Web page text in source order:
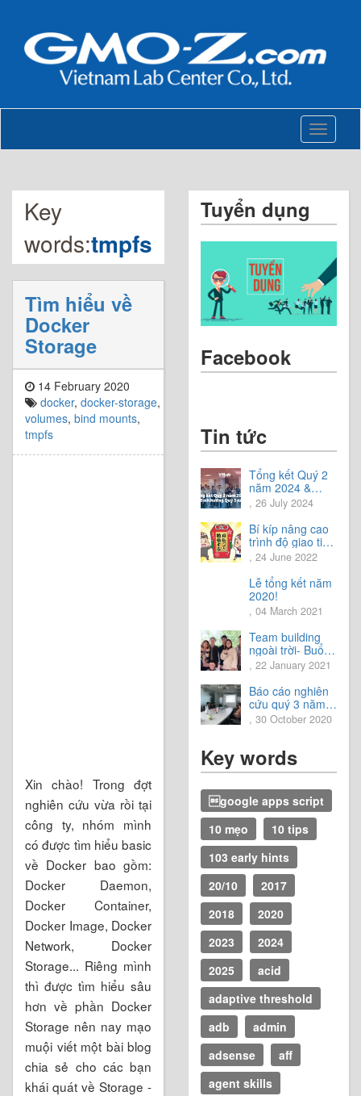
Toggle
Key
words:tmpfs
Tìm hiểu về
Docker
Storage
14 February 2020
docker, docker-storage,
volumes, bind mounts,
tmpfs
Xin chào! Trong đợt
nghiên cứu vừa rồi tại
công ty, nhóm mình
có được tìm hiểu basic
về Docker bao gồm:
Docker Daemon,
Docker Container,
Docker Image, Docker
Network, Docker
Storage... Riêng mình
thì được tìm hiểu sâu
hơn về phần Docker
Storage nên nay mạo
muội viết một bài blog
chia sẻ cho các bạn
khái quát về Storage -
Tuyển dụng
Facebook
Tin tức
Tổng kết Quý 2
năm 2024 &
Chia sẻ định
hướng Quý 3
năm 2024
, 26 July 2024
Bí kíp nâng cao
trình độ giao tiếp
tiếng Nhật.
, 24 June 2022
Lễ tổng kết năm
2020!
, 04 March 2021
Team building
ngoài trời- Buổi
trải nghiệm tuyệt
vời.
, 22 January 2021
Báo cáo nghiên
cứu quý 3 năm
2020
, 30 October 2020
Key words
google apps script
10 mẹo
10 tips
103 early hints
20/10
2017
2018
2020
2023
2024
2025
acid
adaptive threshold
adb
admin
adsense
aff
agent skills